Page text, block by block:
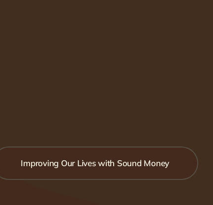
Improving Our Lives with Sound Money